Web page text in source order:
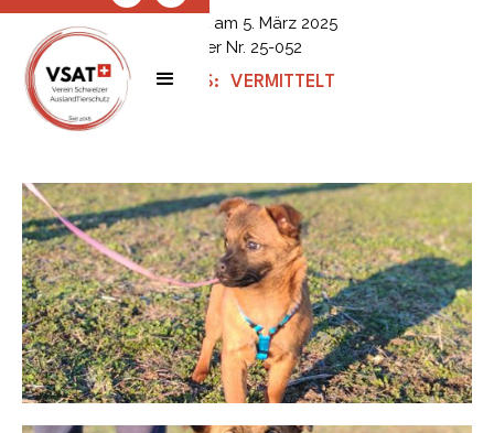
SPENDEN
SHOP
Erfasst am 5. März 2025
Tier Nr. 25-052
STATUS: VERMITTELT